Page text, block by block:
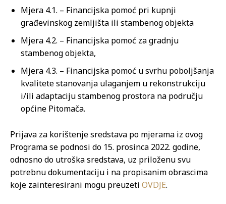
Mjera 4.1. – Financijska pomoć pri kupnji
građevinskog zemljišta ili stambenog objekta
Mjera 4.2. – Financijska pomoć za gradnju
stambenog objekta,
Mjera 4.3. – Financijska pomoć u svrhu poboljšanja
kvalitete stanovanja ulaganjem u rekonstrukciju
i/ili adaptaciju stambenog prostora na području
općine Pitomača.
Prijava za korištenje sredstava po mjerama iz ovog
Programa se podnosi do 15. prosinca 2022. godine,
odnosno do utroška sredstava, uz priloženu svu
potrebnu dokumentaciju i na propisanim obrascima
koje zainteresirani mogu preuzeti OVDJE.